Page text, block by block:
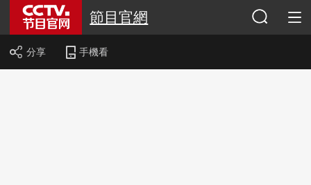
節目官網
分享 手機看